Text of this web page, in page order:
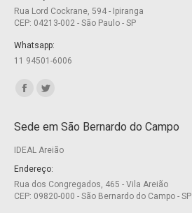
Rua Lord Cockrane, 594 - Ipiranga
CEP: 04213-002 - São Paulo - SP
Whatsapp:
11 94501-6006
Encontre-nos em:
opens
in
new
window
opens
in
new
window
Sede em São Bernardo do Campo
IDEAL Areião
Endereço:
Rua dos Congregados, 465 - Vila Areião
CEP: 09820-000 - São Bernardo do Campo - SP